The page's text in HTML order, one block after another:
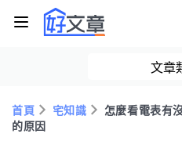
文章
首頁 宅知識
怎麼看電表有
的原因